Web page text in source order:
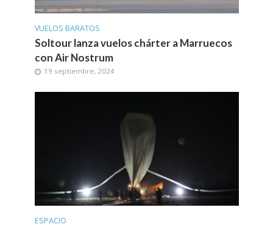
VUELOS BARATOS
Soltour lanza vuelos chárter a Marruecos
con Air Nostrum
19 septiembre, 2024
ESPACIO